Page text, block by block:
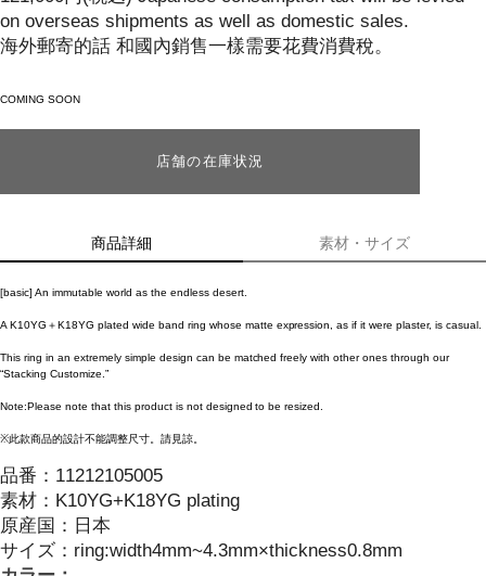
on overseas shipments as well as domestic sales.
海外郵寄的話 和國內銷售一樣需要花費消費稅。
COMING SOON
店舗の在庫状況
商品詳細 素材・サイズ
[basic] An immutable world as the endless desert.
A K10YG＋K18YG plated wide band ring whose matte expression, as if it were plaster, is casual.
This ring in an extremely simple design can be matched freely with other ones through our
“Stacking Customize.”
Note:Please note that this product is not designed to be resized.
※此款商品的設計不能調整尺寸。請見諒。
品番： 11212105005
素材： K10YG+K18YG plating
原産国： 日本
サイズ： ring:width4mm~4.3mm×thickness0.8mm